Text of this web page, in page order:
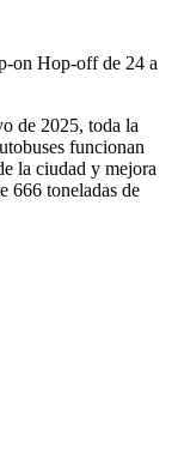
on Hop-off de 24 a
de 2025, toda la
funcionan
la ciudad y mejora
666 toneladas de